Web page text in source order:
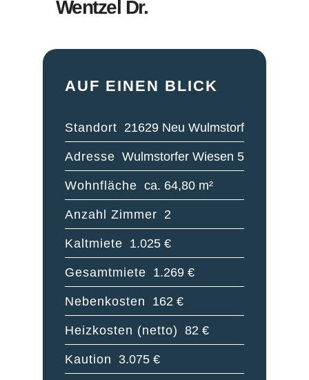
Wentzel Dr.
AUF EINEN BLICK
Standort 21629 Neu Wulmstorf
Adresse Wulmstorfer Wiesen 5
Wohnfläche ca. 64,80 m²
Anzahl Zimmer 2
Kaltmiete 1.025 €
Gesamtmiete 1.269 €
Nebenkosten 162 €
Heizkosten (netto) 82 €
Kaution 3.075 €